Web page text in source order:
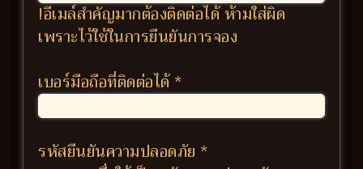
!อีเมล์สำคัญมากต้องติดต่อได้ ห้ามใส่ผิด
เพราะไว้ใช้ในการยืนยันการจอง
เบอร์มือถือที่ติดต่อได้*
รหัสยืนยันความปลอดภัย *